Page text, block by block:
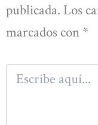
publicada. Los
marcados con *
Escribe
aquí...